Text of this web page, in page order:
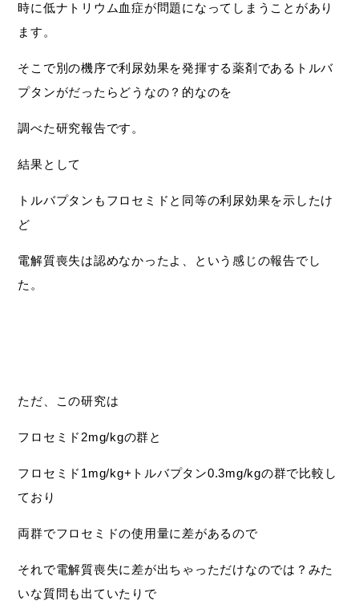
時に低ナトリウム血症が問題になってしまうことがあり
ます。
そこで別の機序で利尿効果を発揮する薬剤であるトルバ
プタンがだったらどうなの？的なのを
調べた研究報告です。
結果として
トルバプタンもフロセミドと同等の利尿効果を示したけ
ど
電解質喪失は認めなかったよ、という感じの報告でし
た。
ただ、この研究は
フロセミド2mg/kgの群と
フロセミド1mg/kg+トルバプタン0.3mg/kgの群で比較し
ており
両群でフロセミドの使用量に差があるので
それで電解質喪失に差が出ちゃっただけなのでは？みた
いな質問も出ていたりで